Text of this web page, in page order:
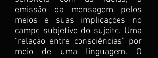
emissão da mensagem pelos
meios e suas implicações no
campo subjetivo do sujeito. Uma
“relação entre consciências” por
meio de uma linguagem. O